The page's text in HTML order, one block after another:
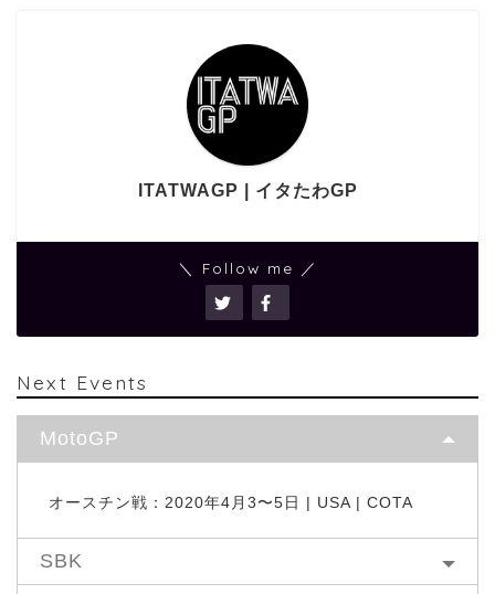
ITATWAGP | イタたわGP
＼ Follow me ／
Next Events
MotoGP
オースチン戦：2020年4月3〜5日 | USA | COTA
SBK